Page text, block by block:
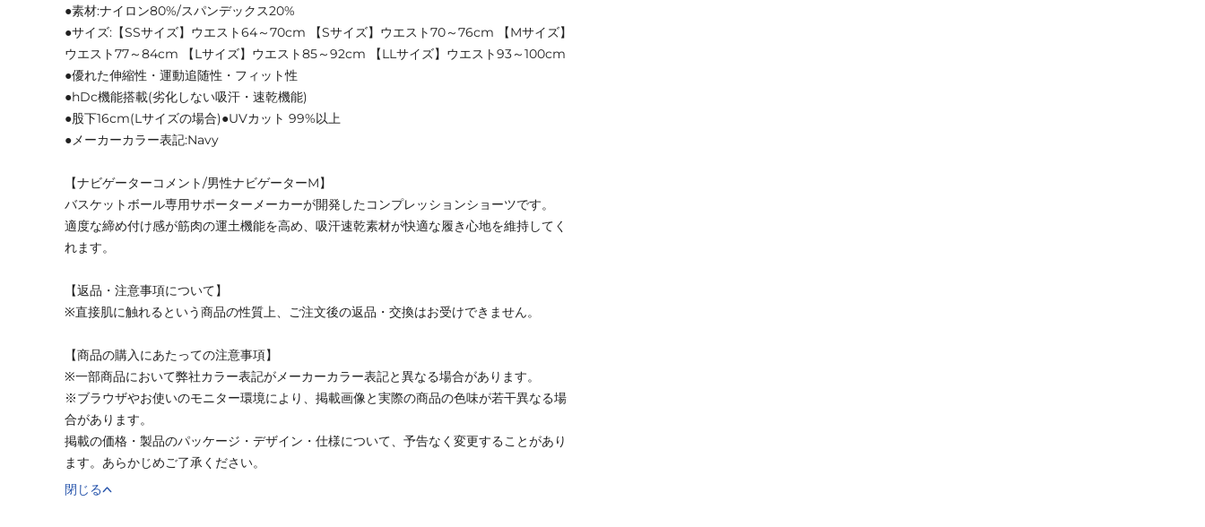
●素材:ナイロン80%/スパンデックス20%
●サイズ:【SSサイズ】ウエスト64～70cm 【Sサイズ】ウエスト70～76cm 【Mサイズ】
ウエスト77～84cm 【Lサイズ】ウエスト85～92cm 【LLサイズ】ウエスト93～100cm
●優れた伸縮性・運動追随性・フィット性
●hDc機能搭載(劣化しない吸汗・速乾機能)
●股下16cm(Lサイズの場合)●UVカット 99%以上
●メーカーカラー表記:Navy
【ナビゲーターコメント/男性ナビゲーターM】
バスケットボール専用サポーターメーカーが開発したコンプレッションショーツです。
適度な締め付け感が筋肉の運土機能を高め、吸汗速乾素材が快適な履き心地を維持してく
れます。
【返品・注意事項について】
※直接肌に触れるという商品の性質上、ご注文後の返品・交換はお受けできません。
【商品の購入にあたっての注意事項】
※一部商品において弊社カラー表記がメーカーカラー表記と異なる場合があります。
※ブラウザやお使いのモニター環境により、掲載画像と実際の商品の色味が若干異なる場
合があります。
掲載の価格・製品のパッケージ・デザイン・仕様について、予告なく変更することがあり
ます。あらかじめご了承ください。
閉じる